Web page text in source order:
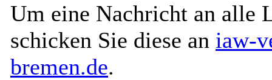
Um eine Nachricht an alle
schicken Sie diese an iaw-
bremen.de.